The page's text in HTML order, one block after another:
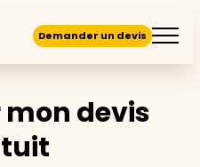
Demander un devis
devis